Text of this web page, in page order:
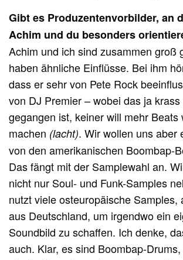
Gibt es Produzentenvorbilder, an
Achim und du besonders
Achim und ich sind zusammen groß
haben ähnliche Einflüsse. Bei ihm
dass er sehr von Pete Rock
von DJ Premier – wobei das ja
gegangen ist, keiner will mehr Beats
machen (lacht). Wir wollen uns aber
von den amerikanischen Boombap-
Das fängt mit der Samplewahl an.
nicht nur Soul- und Funk-Samples
nutzt viele osteuropäische Samples,
aus Deutschland, um irgendwo ein
Soundbild zu schaffen. Ich denke,
auch. Klar, es sind Boombap-